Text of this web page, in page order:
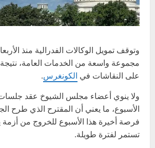
وتوقف تمويل الوكالات الفدرالية منذ
مجموعة واسعة من الخدمات العامة،
على النقاشات في الكونغرس.
ولا ينوي أعضاء مجلس الشيوخ عقد
الأسبوع، ما يعني أن المقترح الذي طرح
فرصة أخيرة هذا الأسبوع للخروج من
تستمر لفترة طويلة.